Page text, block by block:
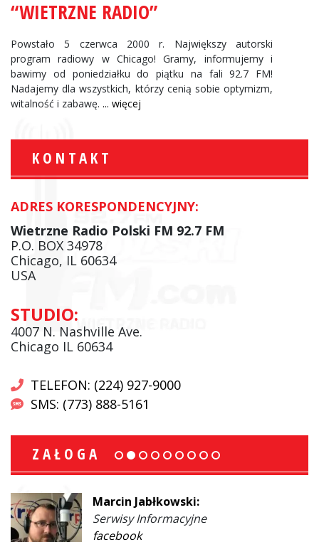
“WIETRZNE RADIO”
Powstało 5 czerwca 2000 r. Największy autorski
program radiowy w Chicago! Gramy, informujemy i
bawimy od poniedziałku do piątku na fali 92.7 FM!
Nadajemy dla wszystkich, którzy cenią sobie optymizm,
witalność i zabawę. ... więcej
KONTAKT
ADRES KORESPONDENCYJNY:
Wietrzne Radio Polski FM 92.7 FM
P.O. BOX 34978
Chicago, IL 60634
USA
STUDIO:
4007 N. Nashville Ave.
Chicago IL 60634
TELEFON: (224) 927-9000
SMS: (773) 888-5161
ZAŁOGA
Marcin Jabłkowski:
Serwisy Informacyjne
facebook